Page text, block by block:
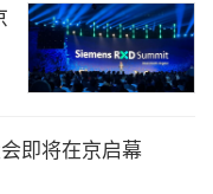
再次飞跃
是否会被AI取代？
。因为只有人才能
即将在京启幕